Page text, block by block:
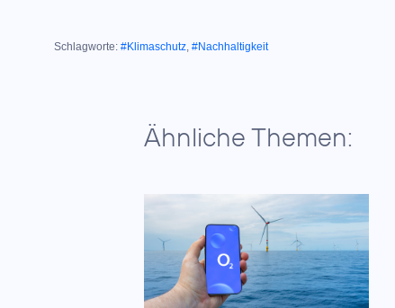
Schlagworte: #Klimaschutz, #Nachhaltigkeit
Ähnliche Themen: